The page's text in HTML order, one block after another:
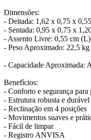
Dimensões:
- Deitada: 1,62 x 0,75 x
- Sentada: 0,95 x 0,75 x
- Assento Livre: 0,55 cm (L)
- Peso Aproximado: 22,5 kg
- Capacidade Aproximada:
Benefícios:
- Conforto e segurança para
- Estrutura robusta e durável
- Reclinação em 4 posições
- Movimentos suaves e
- Fácil de limpar
- Registro ANVISA